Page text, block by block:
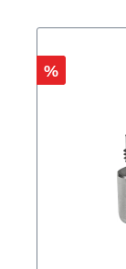
spitze Für
Austausch
Rabatt
%